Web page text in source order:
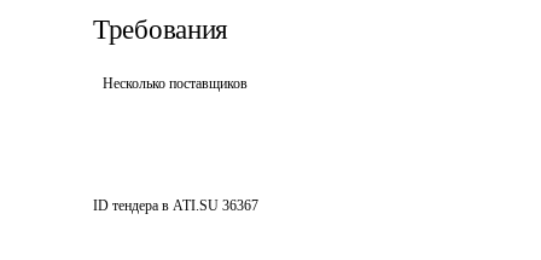
Требования
Несколько поставщиков
ID тендера в ATI.SU 36367